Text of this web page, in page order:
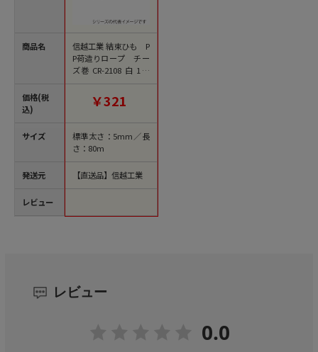
商品名
価格(税
込)
サイズ
発送元
レビュー
信越工業 結束ひも P
P荷造りロープ チー
ズ巻 CR-2108 白 1巻
（ご注文単位48巻）
￥321
標準太さ：5mm／長
さ：80m
【直送品】信越工業
レビュー
0.0